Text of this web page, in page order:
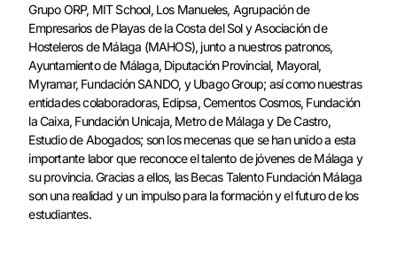
Grupo ORP, MIT School, Los Manueles, Agrupación de
Empresarios de Playas de la Costa del Sol y Asociación de
Hosteleros de Málaga (MAHOS), junto a nuestros patronos,
Ayuntamiento de Málaga, Diputación Provincial, Mayoral,
Myramar, Fundación SANDO, y Ubago Group; así como nuestras
entidades colaboradoras, Edipsa, Cementos Cosmos, Fundación
la Caixa, Fundación Unicaja, Metro de Málaga y De Castro,
Estudio de Abogados; son los mecenas que se han unido a esta
importante labor que reconoce el talento de jóvenes de Málaga y
su provincia. Gracias a ellos, las Becas Talento Fundación Málaga
son una realidad y un impulso para la formación y el futuro de los
estudiantes.